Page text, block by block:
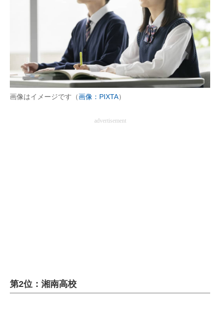
画像はイメージです（画像：PIXTA）
advertisement
第2位：湘南高校